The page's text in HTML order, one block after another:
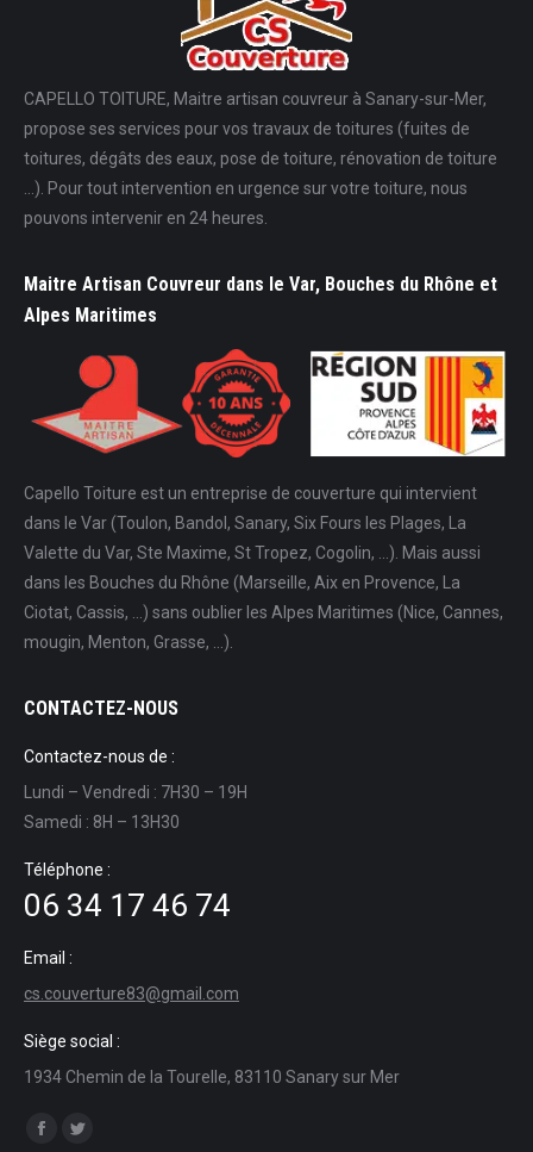
CAPELLO TOITURE, Maitre artisan couvreur à Sanary-sur-Mer,
propose ses services pour vos travaux de toitures (fuites de
toitures, dégâts des eaux, pose de toiture, rénovation de toiture
...). Pour tout intervention en urgence sur votre toiture, nous
pouvons intervenir en 24 heures.
Maitre Artisan Couvreur dans le Var, Bouches du Rhône et
Alpes Maritimes
Capello Toiture est un entreprise de couverture qui intervient
dans le Var (Toulon, Bandol, Sanary, Six Fours les Plages, La
Valette du Var, Ste Maxime, St Tropez, Cogolin, ...). Mais aussi
dans les Bouches du Rhône (Marseille, Aix en Provence, La
Ciotat, Cassis, ...) sans oublier les Alpes Maritimes (Nice, Cannes,
mougin, Menton, Grasse, ...).
CONTACTEZ-NOUS
Contactez-nous de :
Lundi – Vendredi : 7H30 – 19H
Samedi : 8H – 13H30
Téléphone :
06 34 17 46 74
Email :
cs.couverture83@gmail.com
Siège social :
1934 Chemin de la Tourelle, 83110 Sanary sur Mer
Trouvez nous sur :